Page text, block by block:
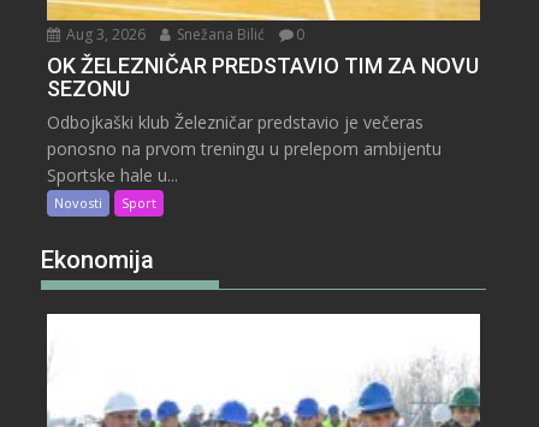
Aug 3, 2026 Snežana Bilić 0
OK ŽELEZNIČAR PREDSTAVIO TIM ZA NOVU
SEZONU
Odbojkaški klub Železničar predstavio je večeras
ponosno na prvom treningu u prelepom ambijentu
Sportske hale u...
Novosti Sport
Ekonomija